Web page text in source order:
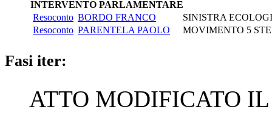
INTERVENTO PARLAMENTARE
Resoconto BORDO FRANCO
SINISTRA
Resoconto PARENTELA PAOLO MOVIMENTO 5
Fasi iter:
ATTO MODIFICATO